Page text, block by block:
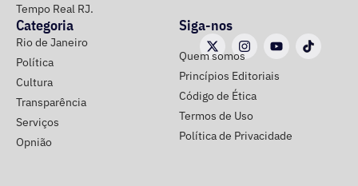
Tempo Real RJ.
Categoria
Rio de Janeiro
Política
Cultura
Transparência
Serviços
Opnião
Siga-nos
Quem somos
Princípios Editoriais
Código de Ética
Termos de Uso
Política de Privacidade